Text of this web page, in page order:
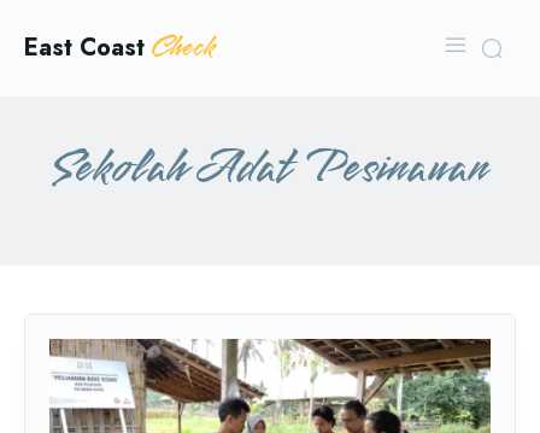
East Coast Check
Sekolah Adat Pesinauan